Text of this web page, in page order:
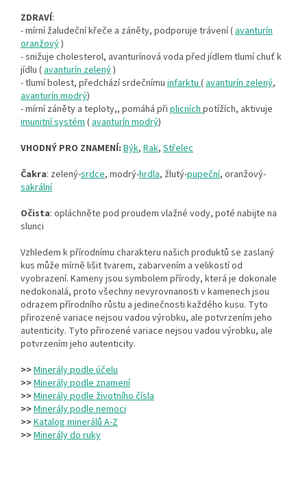
ZDRAVÍ:
- mírní žaludeční křeče a záněty, podporuje trávení (avanturín
oranžový)
- snižuje cholesterol, avanturínová voda před jídlem tlumí chuť k
jídlu (avanturín zelený)
- tlumí bolest, předchází srdečnímu infarktu(avanturín zelený,
avanturín modrý)
- mírní záněty a teploty,, pomáhá při plicníchpotížích, aktivuje
imunitní systém(avanturín modrý)
VHODNÝ PRO ZNAMENÍ: Býk, Rak, Střelec
Čakra: zelený-srdce, modrý-hrdla, žlutý-pupeční, oranžový-
sakrální
Očista: opláchněte pod proudem vlažné vody, poté nabijte na
slunci
Vzhledem k přírodnímu charakteru našich produktů se zaslaný
kus může mírně lišit tvarem, zabarvením a velikostí od
vyobrazení. Kameny jsou symbolem přírody, která je dokonale
nedokonalá, proto všechny nevyrovnanosti v kamenech jsou
odrazem přírodního růstu a jedinečnosti každého kusu. Tyto
přirozené variace nejsou vadou výrobku, ale potvrzením jeho
autenticity. Tyto přirozené variace nejsou vadou výrobku, ale
potvrzením jeho autenticity.
>>Minerály podle účelu
>>Minerály podle znamení
>>Minerály podle životního čísla
>>Minerály podle nemoci
>>Katalog minerálů A-Z
>>Minerály do ruky